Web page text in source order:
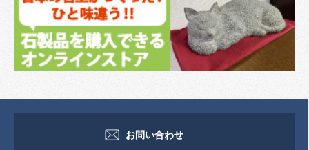
お問い合わせ